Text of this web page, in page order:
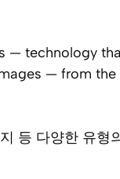
— technology
— from the
등 다양한 유형